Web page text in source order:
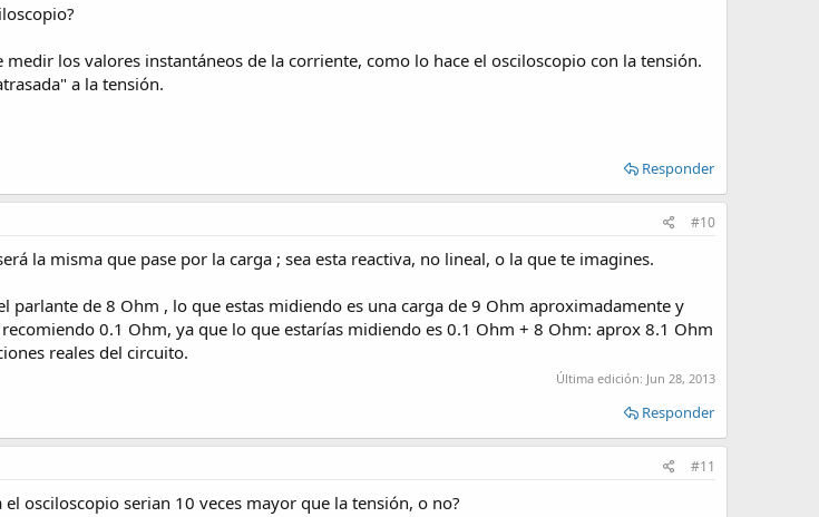
los valores instantáneos de la corriente, como lo hace el osciloscopio con la tensión.
a la tensión.
Responder
#10
la misma que pase por la carga ; sea esta reactiva, no lineal, o la que te imagines.
parlante de 8 Ohm , lo que estas midiendo es una carga de 9 Ohm aproximadamente y
0.1 Ohm, ya que lo que estarías midiendo es 0.1 Ohm + 8 Ohm: aprox 8.1 Ohm
reales del circuito.
Última edición: Jun 28, 2013
Responder
#11
osciloscopio serian 10 veces mayor que la tensión, o no?